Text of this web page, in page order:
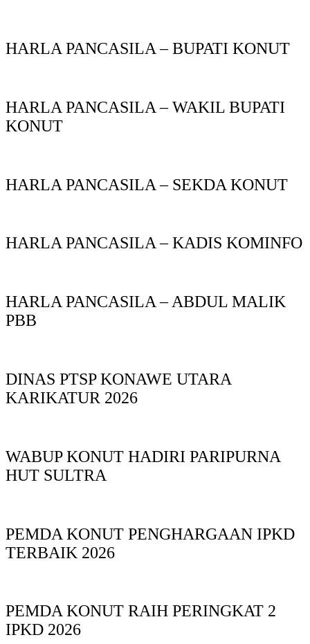
HARLA PANCASILA – BUPATI KONUT
HARLA PANCASILA – WAKIL BUPATI
KONUT
HARLA PANCASILA – SEKDA KONUT
HARLA PANCASILA – KADIS KOMINFO
HARLA PANCASILA – ABDUL MALIK
PBB
DINAS PTSP KONAWE UTARA
KARIKATUR 2026
WABUP KONUT HADIRI PARIPURNA
HUT SULTRA
PEMDA KONUT PENGHARGAAN IPKD
TERBAIK 2026
PEMDA KONUT RAIH PERINGKAT 2
IPKD 2026